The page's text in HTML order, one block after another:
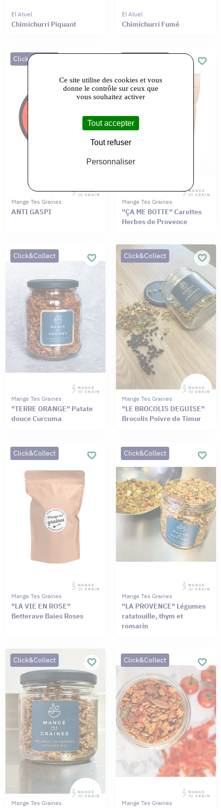
El Atuel
Chimichurri Piquant
El Atuel
Chimichurri Fumé
Click&Collect
Mange Tes Graines
ANTI GASPI
Mange Tes Graines
"ÇA ME BOTTE" Carottes
Herbes de Provence
Click&Collect
Mange Tes Graines
"TERRE ORANGE" Patate
douce Curcuma
Click&Collect
Mange Tes Graines
"LE BROCOLIS DEGUISE"
Brocolis Poivre de Timur
Click&Collect
Mange Tes Graines
"LA VIE EN ROSE"
Betterave Baies Roses
Click&Collect
Mange Tes Graines
"LA PROVENCE" Légumes
ratatouille, thym et
romarin
Click&Collect
Mange Tes Graines
Click&Collect
Mange Tes Graines
Ce site utilise des cookies et vous
donne le contrôle sur ceux que
vous souhaitez activer
Tout accepter
Tout refuser
Personnaliser